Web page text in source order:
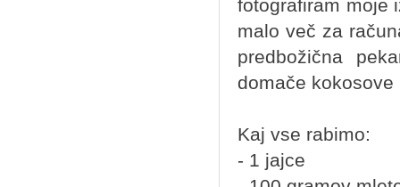
fotografiram moje
malo več za
predbožična
domače kokosove
Kaj vse rabimo:
- 1 jajce